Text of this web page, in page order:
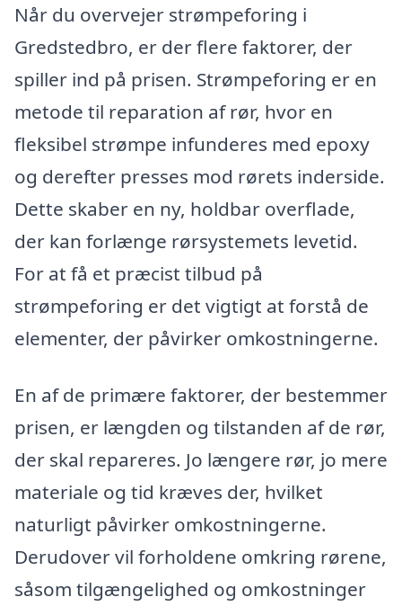
Når du overvejer strømpeforing i
Gredstedbro, er der flere faktorer, der
spiller ind på prisen. Strømpeforing er en
metode til reparation af rør, hvor en
fleksibel strømpe infunderes med epoxy
og derefter presses mod rørets inderside.
Dette skaber en ny, holdbar overflade,
der kan forlænge rørsystemets levetid.
For at få et præcist tilbud på
strømpeforing er det vigtigt at forstå de
elementer, der påvirker omkostningerne.
En af de primære faktorer, der bestemmer
prisen, er længden og tilstanden af de rør,
der skal repareres. Jo længere rør, jo mere
materiale og tid kræves der, hvilket
naturligt påvirker omkostningerne.
Derudover vil forholdene omkring rørene,
såsom tilgængelighed og omkostninger